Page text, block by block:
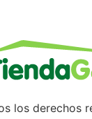
los derechos